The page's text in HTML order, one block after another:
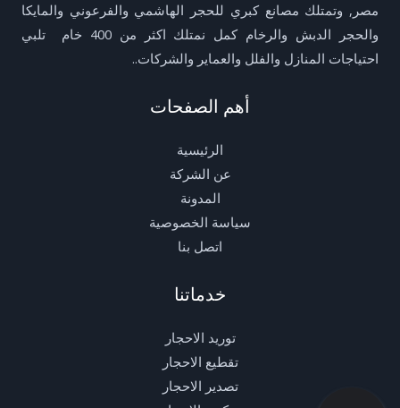
مصر, وتمتلك مصانع كبري للحجر الهاشمي والفرعوني والمايكا
والحجر الدبش والرخام كمل نمتلك اكثر من 400 خام تلبي
احتياجات المنازل والفلل والعماير والشركات..
أهم الصفحات
الرئيسية
عن الشركة
المدونة
سياسة الخصوصية
اتصل بنا
خدماتنا
توريد الاحجار
تقطيع الاحجار
تصدير الاحجار